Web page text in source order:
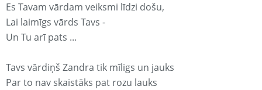
Es Tavam vārdam veiksmi līdzi došu,
Lai laimīgs vārds Tavs -
Un Tu arī pats ...
Tavs vārdiņš Zandra tik mīligs un jauks
Par to nav skaistāks pat rozu lauks